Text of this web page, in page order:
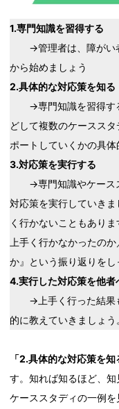
1.専門知識を習得する
→管理者は、障がい者
から始めましょう
2.具体的な対応策を知る
→専門知識を習得する
どして複数のケースス
ポートしていくかの具
3.対応策を実行する
→専門知識やケースス
対応策を実行していき
く行かないこともあり
上手く行かなかったの
か』という振り返りをし
4.実行した対応策を他者
→上手く行った結果も
的に教えていきましょう
「2.具体的な対応策を知
す。知れば知るほど、知
ケーススタディの一例を